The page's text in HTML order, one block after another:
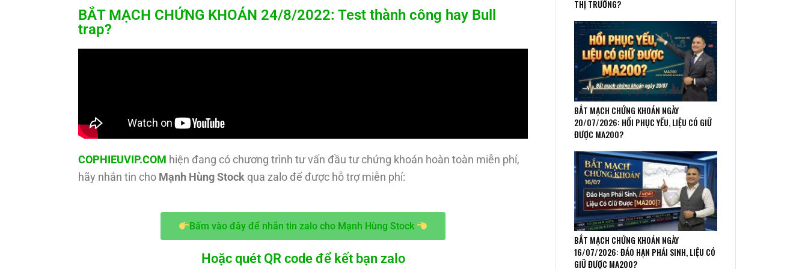
BẮT MẠCH CHỨNG KHOÁN 24/8/2022: Test thành công hay Bull
trap?
COPHIEUVIP.COM hiện đang có chương trình tư vấn đầu tư chứng khoán hoàn toàn miễn phí,
hãy nhắn tin cho Mạnh Hùng Stock qua zalo để được hỗ trợ miễn phí:
Bấm vào đây để nhắn tin zalo cho Mạnh Hùng Stock
Hoặc quét QR code để kết bạn zalo
THỊ TRƯỜNG?
BẮT MẠCH CHỨNG KHOÁN NGÀY
20/07/2026: HỒI PHỤC YẾU, LIỆU CÓ GIỮ
ĐƯỢC MA200?
BẮT MẠCH CHỨNG KHOÁN NGÀY
16/07/2026: ĐÁO HẠN PHÁI SINH, LIỆU CÓ
GIỮ ĐƯỢC MA200?